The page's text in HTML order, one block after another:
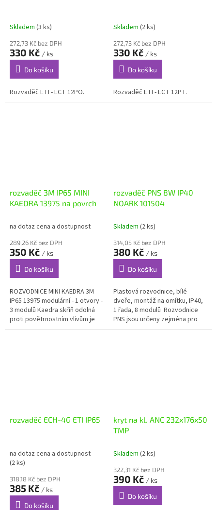
Skladem (3 ks)
272,73 Kč bez DPH
330 Kč / ks
Do košíku
Rozvaděč ETI - ECT 12PO.
Skladem (2 ks)
272,73 Kč bez DPH
330 Kč / ks
Do košíku
Rozvaděč ETI - ECT 12PT.
rozvaděč 3M IP65 MINI
KAEDRA 13975 na povrch
na dotaz cena a dostupnost
289,26 Kč bez DPH
350 Kč / ks
Do košíku
ROZVODNICE MINI KAEDRA 3M
IP65 13975 modulární - 1 otvory -
3 modulů Kaedra skříň odolná
proti povětrnostním vlivům je
rozvodnice pro modulární
rozvaděč PNS 8W IP40
NOARK 101504
Skladem (2 ks)
314,05 Kč bez DPH
380 Kč / ks
Do košíku
Plastová rozvodnice, bílé
dveře, montáž na omítku, IP40,
1 řada, 8 modulů Rozvodnice
PNS jsou určeny zejména pro
domovní aplikace. Jejich design
rozvaděč ECH-4G ETI IP65
na dotaz cena a dostupnost
(2 ks)
318,18 Kč bez DPH
385 Kč / ks
Do košíku
kryt na kl. ANC 232x176x50
TMP
Skladem (2 ks)
322,31 Kč bez DPH
390 Kč / ks
Do košíku